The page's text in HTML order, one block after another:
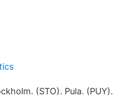
(STO). Pula. (PUY).